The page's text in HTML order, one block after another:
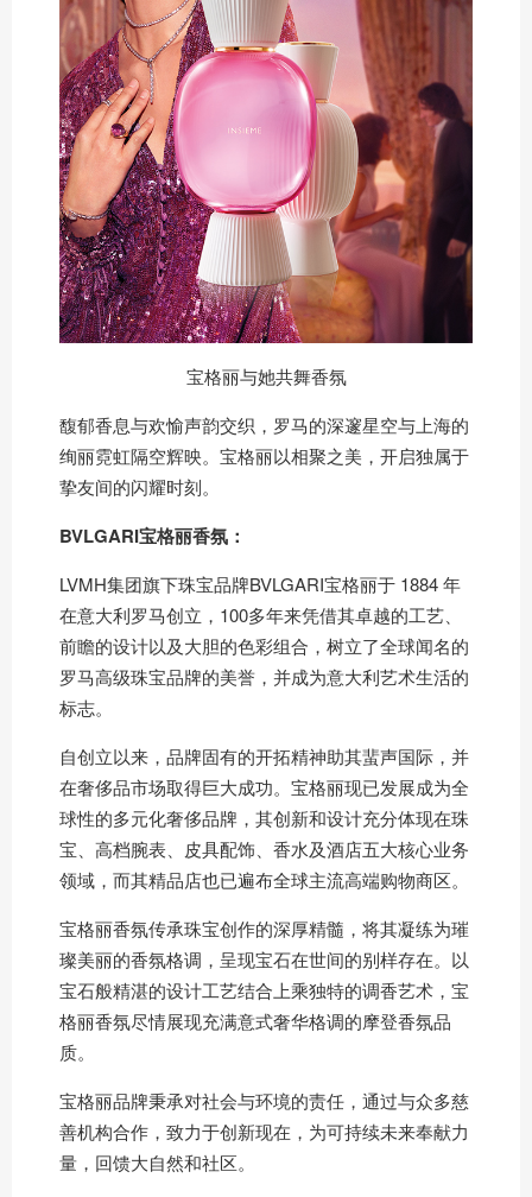
宝格丽与她共舞香氛
馥郁香息与欢愉声韵交织，罗马的深邃星空与上海的
绚丽霓虹隔空辉映。宝格丽以相聚之美，开启独属于
挚友间的闪耀时刻。
BVLGARI宝格丽香氛：
LVMH集团旗下珠宝品牌BVLGARI宝格丽于 1884 年
在意大利罗马创立，100多年来凭借其卓越的工艺、
前瞻的设计以及大胆的色彩组合，树立了全球闻名的
罗马高级珠宝品牌的美誉，并成为意大利艺术生活的
标志。
自创立以来，品牌固有的开拓精神助其蜚声国际，并
在奢侈品市场取得巨大成功。宝格丽现已发展成为全
球性的多元化奢侈品牌，其创新和设计充分体现在珠
宝、高档腕表、皮具配饰、香水及酒店五大核心业务
领域，而其精品店也已遍布全球主流高端购物商区。
宝格丽香氛传承珠宝创作的深厚精髓，将其凝练为璀
璨美丽的香氛格调，呈现宝石在世间的别样存在。以
宝石般精湛的设计工艺结合上乘独特的调香艺术，宝
格丽香氛尽情展现充满意式奢华格调的摩登香氛品
质。
宝格丽品牌秉承对社会与环境的责任，通过与众多慈
善机构合作，致力于创新现在，为可持续未来奉献力
量，回馈大自然和社区。